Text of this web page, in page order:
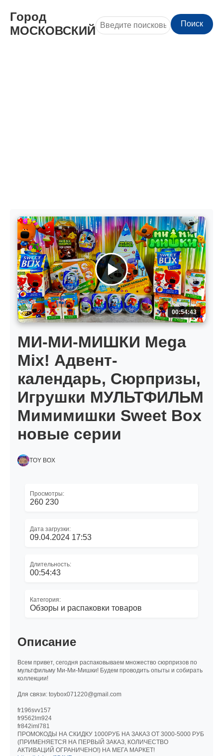
Город
МОСКОВСКИЙ
Поиск
00:54:43
МИ-МИ-МИШКИ Mega
Mix! Адвент-
календарь, Сюрпризы,
Игрушки МУЛЬТФИЛЬМ
Мимимишки Sweet Box
новые серии
TOY BOX
Просмотры:
260 230
Дата загрузки:
09.04.2024 17:53
Длительность:
00:54:43
Категория:
Обзоры и распаковки товаров
Описание
Всем привет, сегодня распаковываем множество сюрпризов по
мультфильму Ми-Ми-Мишки! Будем проводить опыты и собирать
коллекции!
Для связи: toybox071220@gmail.com
fr196svv157
fr9562lm924
fr842iml781
ПРОМОКОДЫ НА СКИДКУ 1000РУБ НА ЗАКАЗ ОТ 3000-5000 РУБ
(ПРИМЕНЯЕТСЯ НА ПЕРВЫЙ ЗАКАЗ, КОЛИЧЕСТВО
АКТИВАЦИЙ ОГРАНИЧЕНО!) НА МЕГА МАРКЕТ!